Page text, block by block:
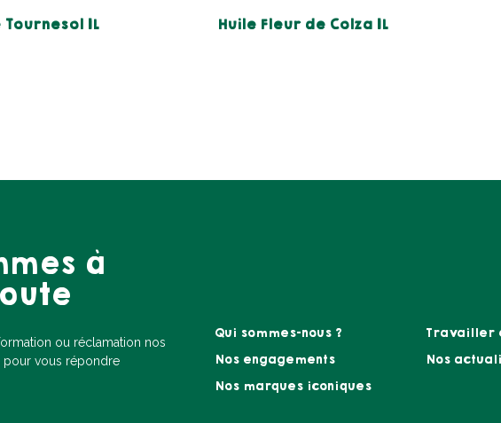
1L Huile Fleur de Colza 1L
à
ou réclamation nos
vous répondre
Footer
menu
Qui sommes-nous ?
Nos engagements
Nos marques iconiques
Travailler
Nos